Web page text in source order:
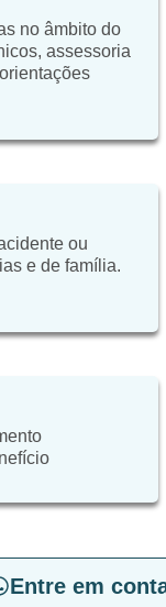
no âmbito do
assessoria
ou
e de família.
Entre em